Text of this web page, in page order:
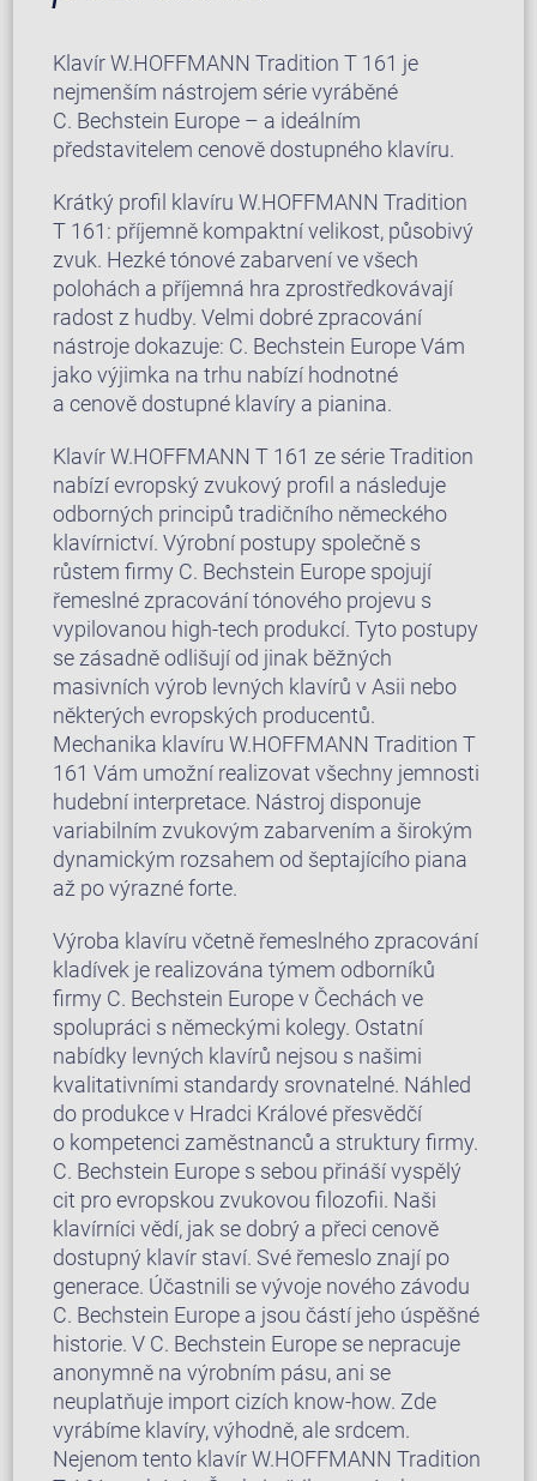
Klavír W.HOFFMANN Tradition T 161 je
nejmenším nástrojem série vyráběné
C. Bechstein Europe – a ideálním
představitelem cenově dostupného klavíru.
Krátký profil klavíru W.HOFFMANN Tradition
T 161: příjemně kompaktní velikost, působivý
zvuk. Hezké tónové zabarvení ve všech
polohách a příjemná hra zprostředkovávají
radost z hudby. Velmi dobré zpracování
nástroje dokazuje: C. Bechstein Europe Vám
jako výjimka na trhu nabízí hodnotné
a cenově dostupné klavíry a pianina.
Klavír W.HOFFMANN T 161 ze série Tradition
nabízí evropský zvukový profil a následuje
odborných principů tradičního německého
klavírnictví. Výrobní postupy společně s
růstem firmy C. Bechstein Europe spojují
řemeslné zpracování tónového projevu s
vypilovanou high-tech produkcí. Tyto postupy
se zásadně odlišují od jinak běžných
masivních výrob levných klavírů v Asii nebo
některých evropských producentů.
Mechanika klavíru W.HOFFMANN Tradition T
161 Vám umožní realizovat všechny jemnosti
hudební interpretace. Nástroj disponuje
variabilním zvukovým zabarvením a širokým
dynamickým rozsahem od šeptajícího piana
až po výrazné forte.
Výroba klavíru včetně řemeslného zpracování
kladívek je realizována týmem odborníků
firmy C. Bechstein Europe v Čechách ve
spolupráci s německými kolegy. Ostatní
nabídky levných klavírů nejsou s našimi
kvalitativními standardy srovnatelné. Náhled
do produkce v Hradci Králové přesvědčí
o kompetenci zaměstnanců a struktury firmy.
C. Bechstein Europe s sebou přináší vyspělý
cit pro evropskou zvukovou filozofii. Naši
klavírníci vědí, jak se dobrý a přeci cenově
dostupný klavír staví. Své řemeslo znají po
generace. Účastnili se vývoje nového závodu
C. Bechstein Europe a jsou částí jeho úspěšné
historie. V C. Bechstein Europe se nepracuje
anonymně na výrobním pásu, ani se
neuplatňuje import cizích know-how. Zde
vyrábíme klavíry, výhodně, ale srdcem.
Nejenom tento klavír W.HOFFMANN Tradition